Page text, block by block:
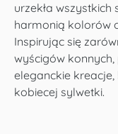
urzekła
harmonią kolorów
Inspirując się
wyścigów
eleganckie
kobiecej sylwetki.